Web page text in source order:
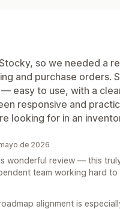
so we needed a
and purchase orders.
easy to use, with a
responsive and
looking for in an
de 2026
wonderful review — this
team working hard
alignment is